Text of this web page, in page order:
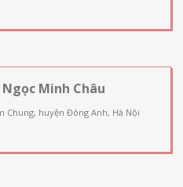
Minh Châu
Chung, huyện Đông Anh, Hà Nội